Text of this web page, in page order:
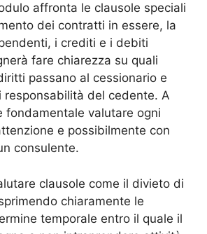
affronta le clausole speciali
dei contratti in essere, la
i crediti e i debiti
fare chiarezza su quali
passano al cessionario e
responsabilità del cedente. A
fondamentale valutare ogni
e possibilmente con
consulente.
clausole come il divieto di
chiaramente le
temporale entro il quale il